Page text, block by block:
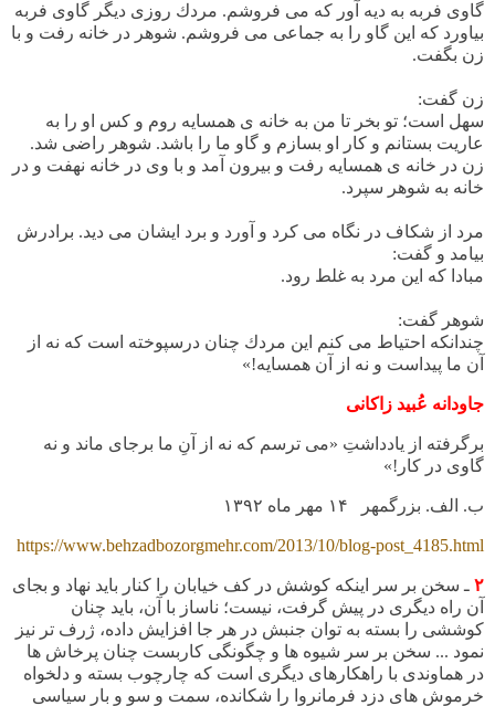
گاوی فربه به دیه آور كه می فروشم. مردك روزی دیگر گاوی فربه
بیاورد كه این گاو را به جماعی می فروشم. شوهر در خانه رفت و با
زن بگفت.
زن گفت:
سهل است؛ تو بخر تا من به خانه ی همسایه روم و كس او را به
عاریت بستانم و كار او بسازم و گاو ما را باشد. شوهر راضی شد.
زن در خانه ی همسایه رفت و بیرون آمد و با وی در خانه نهفت و در
خانه به شوهر سپرد.
مرد از شكاف در نگاه می كرد و آورد و برد ایشان می دید. برادرش
بیامد و گفت:
مبادا كه این مرد به غلط رود.
شوهر گفت:
چندانكه احتیاط می كنم این مردك چنان درسپوخته است كه نه از
آن ما پیداست و نه از آن همسایه!»
جاودانه عُبید زاکانی
برگرفته از یادداشتِ «می ترسم که نه از آنِ ما برجای ماند و نه
گاوی در کار!»
ب. الف. بزرگمهر ۱۴ مهر ماه ۱۳۹۲
https://www.behzadbozorgmehr.com/2013/10/blog-post_4185.html
۲ ـ سخن بر سر اینکه کوشش در کف خیابان را کنار باید نهاد و بجای
آن راه دیگری در پیش گرفت، نیست؛ ناساز با آن، باید چنان
کوششی را بسته به توان جنبش در هر جا افزایش داده، ژرف تر نیز
نمود ... سخن بر سر شیوه ها و چگونگی کاربست چنان پرخاش ها
در هماوندی با راهکارهای دیگری است که چارچوب بسته و دلخواه
خرموش های دزد فرمانروا را شکانده، سمت و سو و بارِ سیاسی